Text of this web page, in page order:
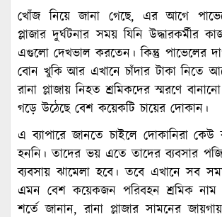
খোঁজ নিয়ে জানা গেছে, এর আগে
প্লাজার দুর্ঘটনার সময় যিনি উদ্ধারকর্মীর
এগুলো দেখভাল করতেন। কিন্তু পাভেলের
বোন খুকি আর এখানে চাঁদার টাকা নিতে
রানা প্লাজায় নিহত শ্রমিকদের স্মরণে
গড়ে উঠেছে বেশ কয়েকটি চায়ের দোকান।
এ ব্যাপারে জানতে চাইলে দোকানিরা
হননি। তাদের ভয় এতে তাদের ব্যবসার
ব্যবসায় ঝামেলা হবে। তবে এখানে সব
এমন বেশ কয়েকজন পরিবহন শ্রমিক নাম
শর্তে জানান, রানা প্লাজার সামনের